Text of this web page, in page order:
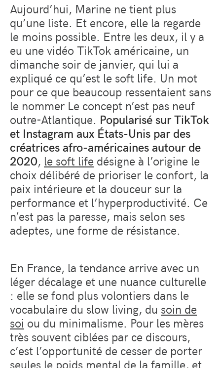
Aujourd’hui, Marine ne tient plus
qu’une liste. Et encore, elle la regarde
le moins possible. Entre les deux, il y a
eu une vidéo TikTok américaine, un
dimanche soir de janvier, qui lui a
expliqué ce qu’est le soft life. Un mot
pour ce que beaucoup ressentaient sans
le nommer Le concept n’est pas neuf
outre-Atlantique. Popularisé sur TikTok
et Instagram aux États-Unis par des
créatrices afro-américaines autour de
2020, le soft life désigne à l’origine le
choix délibéré de prioriser le confort, la
paix intérieure et la douceur sur la
performance et l’hyperproductivité. Ce
n’est pas la paresse, mais selon ses
adeptes, une forme de résistance.
En France, la tendance arrive avec un
léger décalage et une nuance culturelle
: elle se fond plus volontiers dans le
vocabulaire du slow living, du soin de
soi ou du minimalisme. Pour les mères
très souvent ciblées par ce discours,
c’est l’opportunité de cesser de porter
seules le poids mental de la famille, et